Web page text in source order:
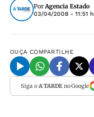
PorAgencia Estado
03/04/2008 - 11:51 h
OUÇA COMPARTILHE
Siga o A TARDEno Google